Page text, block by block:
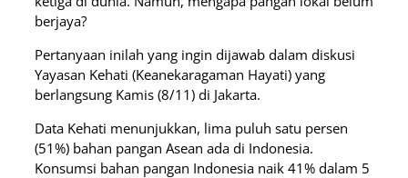
berjaya?
Pertanyaan inilah yang ingin dijawab dalam diskusi
Yayasan Kehati (Keanekaragaman Hayati) yang
berlangsung Kamis (8/11) di Jakarta.
Data Kehati menunjukkan, lima puluh satu persen
(51%) bahan pangan Asean ada di Indonesia.
Konsumsi bahan pangan Indonesia naik 41% dalam 5